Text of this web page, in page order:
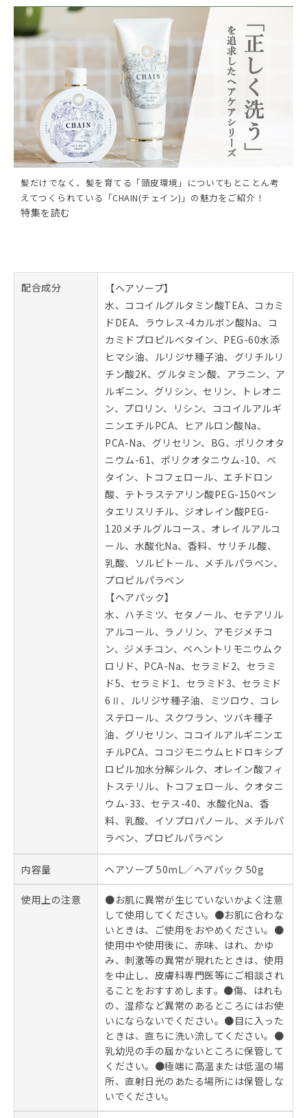
髪だけでなく、髪を育てる「頭皮環境」についてもとことん考
えてつくられている「CHAIN(チェイン)」の魅力をご紹介！
特集を読む
配合成分
【ヘアソープ】
水、ココイルグルタミン酸TEA、コカミ
ドDEA、ラウレス-4カルボン酸Na、コ
カミドプロピルベタイン、PEG-60水添
ヒマシ油、ルリジサ種子油、グリチルリ
チン酸2K、グルタミン酸、アラニン、ア
ルギニン、グリシン、セリン、トレオニ
ン、プロリン、リシン、ココイルアルギ
ニンエチルPCA、ヒアルロン酸Na、
PCA-Na、グリセリン、BG、ポリクオタ
ニウム-61、ポリクオタニウム-10、ベ
タイン、トコフェロール、エチドロン
酸、テトラステアリン酸PEG-150ペン
タエリスリチル、ジオレイン酸PEG-
120メチルグルコース、オレイルアルコ
ール、水酸化Na、香料、サリチル酸、
乳酸、ソルビトール、メチルパラベン、
プロピルパラベン
【ヘアパック】
水、ハチミツ、セタノール、セテアリル
アルコール、ラノリン、アモジメチコ
ン、ジメチコン、ベへントリモニウムク
ロリド、PCA-Na、セラミド2、セラミ
ド5、セラミド1、セラミド3、セラミド
6Ⅱ、ルリジサ種子油、ミツロウ、コレ
ステロール、スクワラン、ツバキ種子
油、グリセリン、ココイルアルギニンエ
チルPCA、ココジモニウムヒドロキシプ
ロピル加水分解シルク、オレイン酸フィ
トステリル、トコフェロール、クオタニ
ウム-33、セテス-40、水酸化Na、香
料、乳酸、イソプロパノール、メチルパ
ラベン、プロピルパラベン
内容量 ヘアソープ 50mL／ヘアパック 50g
使用上の注意
●お肌に異常が生じていないかよく注意
して使用してください。●お肌に合わな
いときは、ご使用をおやめください。●
使用中や使用後に、赤味、はれ、かゆ
み、刺激等の異常が現れたときは、使用
を中止し、皮膚科専門医等にご相談され
ることをおすすめします。●傷、はれも
の、湿疹など異常のあるところにはお使
いにならないでください。●目に入った
ときは、直ちに洗い流してください。●
乳幼児の手の届かないところに保管して
ください。●極端に高温または低温の場
所、直射日光のあたる場所には保管しな
いでください。